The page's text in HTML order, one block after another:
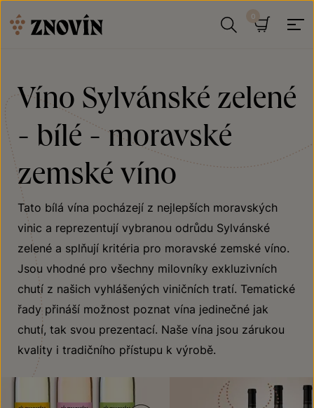
Víno Sylvánské zelené
- bílé - moravské
zemské víno
Tato bílá vína pocházejí z nejlepších moravských
vinic a reprezentují vybranou odrůdu Sylvánské
zelené a splňují kritéria pro moravské zemské víno.
Jsou vhodné pro všechny milovníky exkluzivních
chutí z našich vyhlášených viničních tratí. Tematické
řady přináší možnost poznat vína jedinečné jak
chutí, tak svou prezentací. Naše vína jsou zárukou
kvality i tradičního přístupu k výrobě.